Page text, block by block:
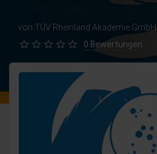
von TÜV Rheinland Akademie GmbH
0 Bewertungen